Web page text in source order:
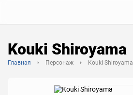
Kouki Shiroyama
Главная Персонаж Kouki Shiroyama